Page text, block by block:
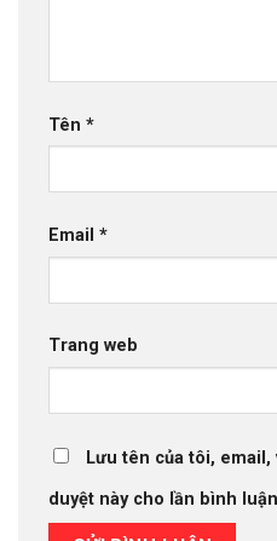
Tên *
Email *
Trang web
Lưu tên của tôi,
duyệt này cho lần bình